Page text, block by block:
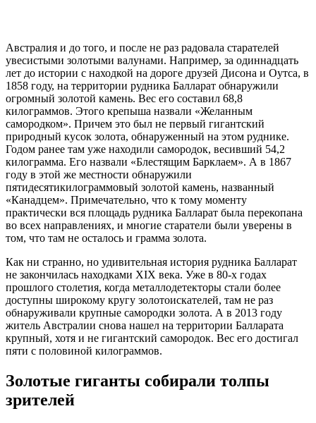
Австралия и до того, и после не раз радовала старателей
увесистыми золотыми валунами. Например, за одиннадцать
лет до истории с находкой на дороге друзей Дисона и Оутса, в
1858 году, на территории рудника Балларат обнаружили
огромный золотой камень. Вес его составил 68,8
килограммов. Этого крепыша назвали «Желанным
самородком». Причем это был не первый гигантский
природный кусок золота, обнаруженный на этом руднике.
Годом ранее там уже находили самородок, весивший 54,2
килограмма. Его назвали «Блестящим Барклаем». А в 1867
году в этой же местности обнаружили
пятидесятикилограммовый золотой камень, названный
«Канадцем». Примечательно, что к тому моменту
практически вся площадь рудника Балларат была перекопана
во всех направлениях, и многие старатели были уверены в
том, что там не осталось и грамма золота.
Как ни странно, но удивительная история рудника Балларат
не закончилась находками XIX века. Уже в 80-х годах
прошлого столетия, когда металлодетекторы стали более
доступны широкому кругу золотоискателей, там не раз
обнаруживали крупные самородки золота. А в 2013 году
житель Австралии снова нашел на территории Балларата
крупный, хотя и не гигантский самородок. Вес его достигал
пяти с половиной килограммов.
Золотые гиганты собирали толпы
зрителей